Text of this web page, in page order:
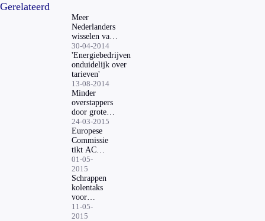
Gerelateerd
Meer
Nederlanders
wisselen van
energiebedrijf
30-04-2014
'Energiebedrijven
onduidelijk over
tarieven'
13-08-2014
Minder
overstappers
door grotere
keuze
nutsbedrijven
24-03-2015
Europese
Commissie
tikt ACM
op vingers
01-05-
2015
Schrappen
kolentaks
voor
rekening
consument
11-05-
2015